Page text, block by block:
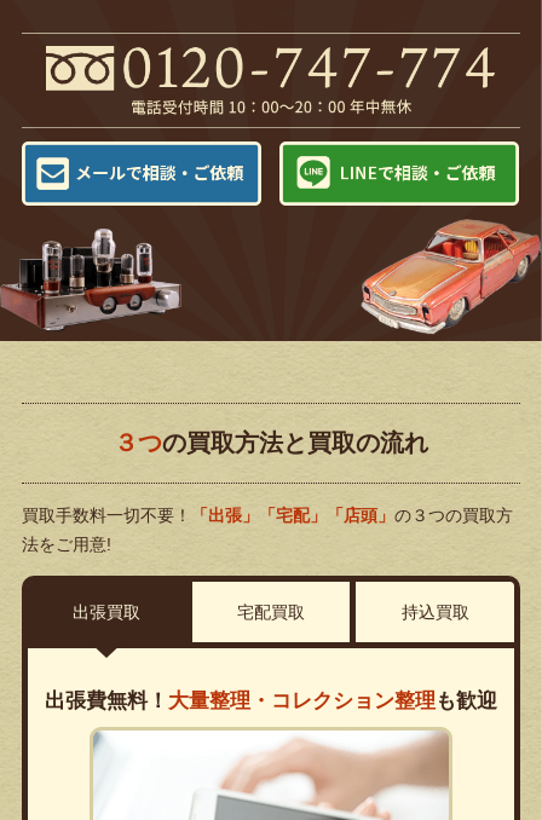
３つの買取方法と買取の流れ
買取手数料一切不要！ 「出張」「宅配」「店頭」 の３つの買取方
法をご用意!
出張買取 宅配買取 持込買取
出張費無料！ 大量整理・コレクション整理 も歓迎